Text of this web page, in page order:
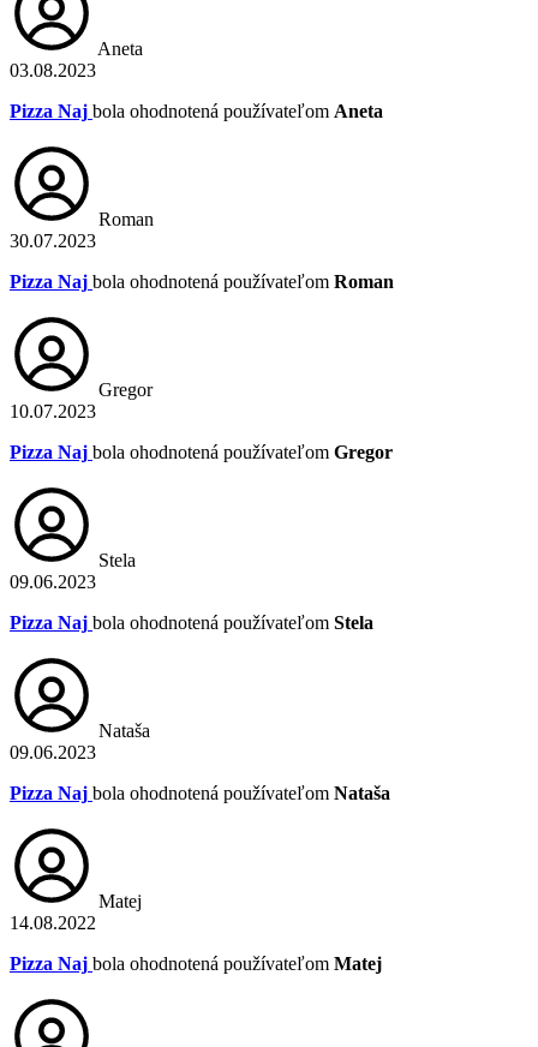
Aneta
03.08.2023
Pizza Naj bola ohodnotená používateľom Aneta
Roman
30.07.2023
Pizza Naj bola ohodnotená používateľom Roman
Gregor
10.07.2023
Pizza Naj bola ohodnotená používateľom Gregor
Stela
09.06.2023
Pizza Naj bola ohodnotená používateľom Stela
Nataša
09.06.2023
Pizza Naj bola ohodnotená používateľom Nataša
Matej
14.08.2022
Pizza Naj bola ohodnotená používateľom Matej